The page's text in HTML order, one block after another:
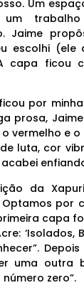
Um
um
Jaime
escolhi (ele
capa ficou
por
prosa,
vermelho e
luta, cor
da
Optamos por
capa
‘Isolados,
uma outra
zero”.